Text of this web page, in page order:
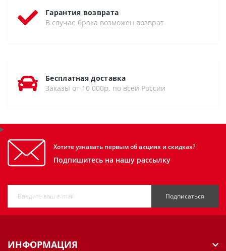
Гарантия возврата
В случае брака возможен возврат
Бесплатная доставка
Заказы от 10 000р. по всей России
Хотите узнавать первым об акциях и скидках?
Подпишитесь на нашу рассылку
Подписаться
ИНФОРМАЦИЯ